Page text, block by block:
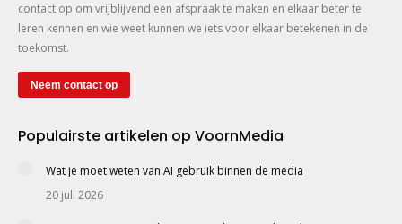
contact op om vrijblijvend een afspraak te maken en elkaar beter te
leren kennen en wie weet kunnen we iets voor elkaar betekenen in de
toekomst.
Neem contact op
Populairste artikelen op VoornMedia
Wat je moet weten van AI gebruik binnen de media
20 juli 2026